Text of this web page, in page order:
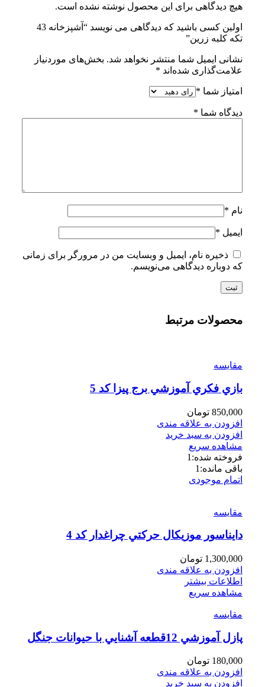
هیچ دیدگاهی برای این محصول نوشته نشده است.
اولین کسی باشید که دیدگاهی می نویسد “آشپزخانه 43
تكه کلبه زرین”
نشانی ایمیل شما منتشر نخواهد شد. بخش‌های موردنیاز
علامت‌گذاری شده‌اند *
امتیاز شما *
دیدگاه شما *
نام *
ایمیل *
ذخیره نام، ایمیل و وبسایت من در مرورگر برای زمانی
که دوباره دیدگاهی می‌نویسم.
محصولات مرتبط
مقایسه
بازي فكري آموزشي برج پيزا كد 5
850,000 تومان
افزودن به علاقه مندی
افزودن به سبد خرید
مشاهده سریع
فروخته شده: 1
باقی مانده: 1
اتمام موجودی
مقایسه
دايناسور موزيكال حركتي چراغدار كد 4
1,300,000 تومان
افزودن به علاقه مندی
اطلاعات بیشتر
مشاهده سریع
مقایسه
پازل آموزشي 12قطعه آشنايي با حيوانات جنگل
180,000 تومان
افزودن به علاقه مندی
افزودن به سبد خرید